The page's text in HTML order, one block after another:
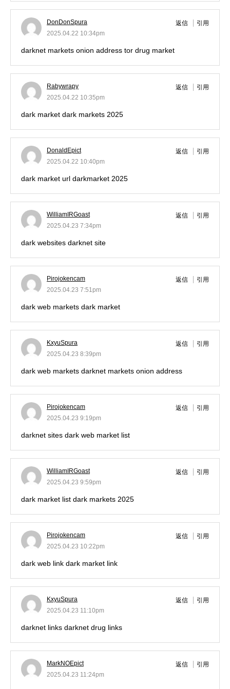
DonDonSpura
2025.04.22 10:34pm
返信 引用
darknet markets onion address tor drug market
Rabywrapy
2025.04.22 10:35pm
返信 引用
dark market dark markets 2025
DonaldEpict
2025.04.22 10:40pm
返信 引用
dark market url darkmarket 2025
WilliamIRGoast
2025.04.23 7:34pm
返信 引用
dark websites darknet site
Pirojokencam
2025.04.23 7:51pm
返信 引用
dark web markets dark market
KxyuSpura
2025.04.23 8:39pm
返信 引用
dark web markets darknet markets onion address
Pirojokencam
2025.04.23 9:19pm
返信 引用
darknet sites dark web market list
WilliamIRGoast
2025.04.23 9:59pm
返信 引用
dark market list dark markets 2025
Pirojokencam
2025.04.23 10:22pm
返信 引用
dark web link dark market link
KxyuSpura
2025.04.23 11:10pm
返信 引用
darknet links darknet drug links
MarkNOEpict
2025.04.23 11:24pm
返信 引用